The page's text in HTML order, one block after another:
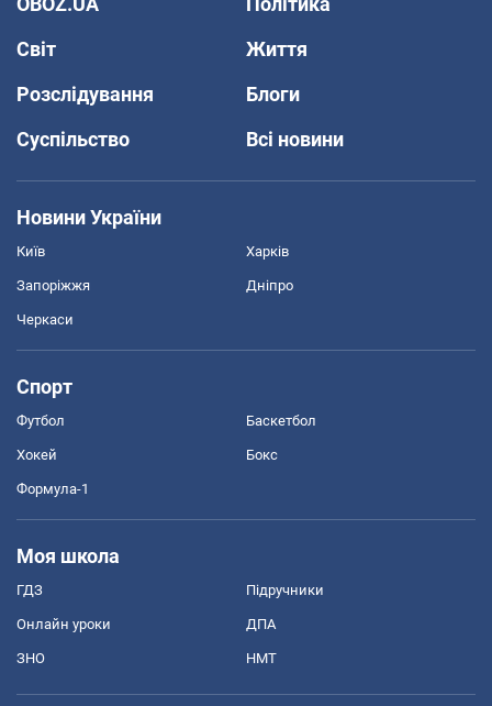
Світ
Життя
Розслідування
Блоги
Суспільство
Всі новини
Новини України
Київ Харків
Запоріжжя Дніпро
Черкаси
Спорт
Футбол Баскетбол
Хокей Бокс
Формула-1
Моя школа
ГДЗ Підручники
Онлайн уроки ДПА
ЗНО НМТ